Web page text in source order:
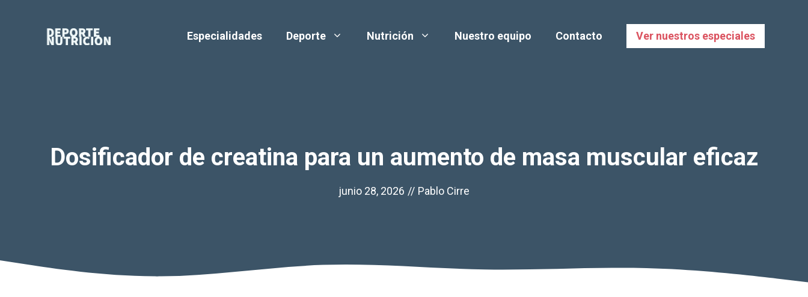
Especialidades Deporte Nutrición Nuestro equipo Contacto Ver nuestros especiales
Dosificador de creatina para un aumento de masa muscular eficaz
junio 28, 2026 // Pablo Cirre